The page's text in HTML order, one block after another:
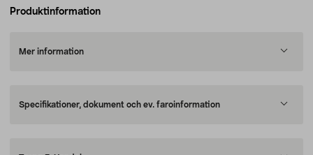
Produktinformation
Mer information
Specifikationer, dokument och ev. faroinformation